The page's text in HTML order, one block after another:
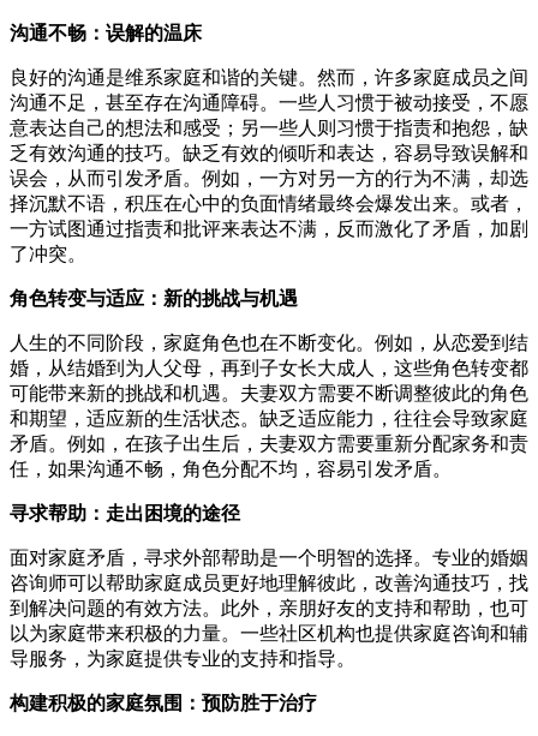
沟通不畅：误解的温床
良好的沟通是维系家庭和谐的关键。然而，许多家庭成员之间
沟通不足，甚至存在沟通障碍。一些人习惯于被动接受，不愿
意表达自己的想法和感受；另一些人则习惯于指责和抱怨，缺
乏有效沟通的技巧。缺乏有效的倾听和表达，容易导致误解和
误会，从而引发矛盾。例如，一方对另一方的行为不满，却选
择沉默不语，积压在心中的负面情绪最终会爆发出来。或者，
一方试图通过指责和批评来表达不满，反而激化了矛盾，加剧
了冲突。
角色转变与适应：新的挑战与机遇
人生的不同阶段，家庭角色也在不断变化。例如，从恋爱到结
婚，从结婚到为人父母，再到子女长大成人，这些角色转变都
可能带来新的挑战和机遇。夫妻双方需要不断调整彼此的角色
和期望，适应新的生活状态。缺乏适应能力，往往会导致家庭
矛盾。例如，在孩子出生后，夫妻双方需要重新分配家务和责
任，如果沟通不畅，角色分配不均，容易引发矛盾。
寻求帮助：走出困境的途径
面对家庭矛盾，寻求外部帮助是一个明智的选择。专业的婚姻
咨询师可以帮助家庭成员更好地理解彼此，改善沟通技巧，找
到解决问题的有效方法。此外，亲朋好友的支持和帮助，也可
以为家庭带来积极的力量。一些社区机构也提供家庭咨询和辅
导服务，为家庭提供专业的支持和指导。
构建积极的家庭氛围：预防胜于治疗